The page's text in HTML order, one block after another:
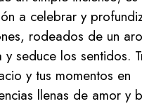
a celebrar y
rodeados de un
y seduce los sentidos.
y tus momentos en
llenas de amor y